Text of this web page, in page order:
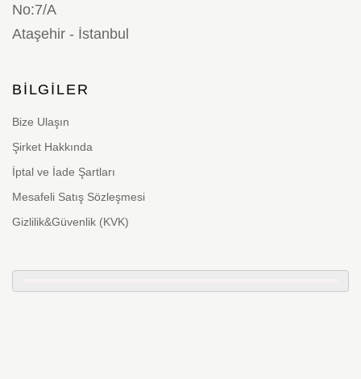
No:7/A
Ataşehir - İstanbul
BILGILER
Bize Ulaşın
Şirket Hakkında
İptal ve İade Şartları
Mesafeli Satış Sözleşmesi
Gizlilik&Güvenlik (KVK)